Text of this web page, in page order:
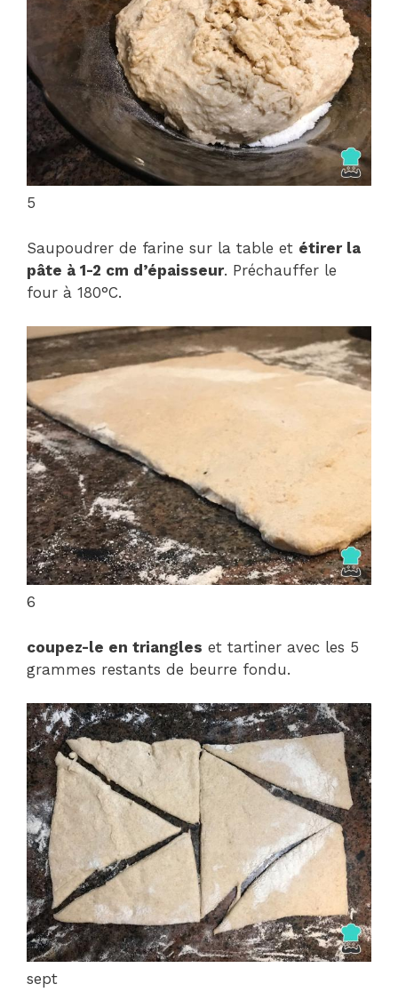
5
Saupoudrer de farine sur la table et étirer la
pâte à 1-2 cm d’épaisseur. Préchauffer le
four à 180°C.
6
coupez-le en triangles et tartiner avec les 5
grammes restants de beurre fondu.
sept